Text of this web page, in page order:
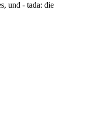
und - tada: die